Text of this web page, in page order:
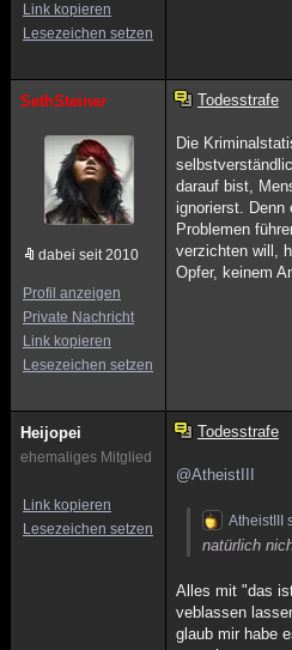
Link kopieren
Lesezeichen setzen
SethSteiner
dabei seit 2010
Profil anzeigen
Private Nachricht
Link kopieren
Lesezeichen setzen
Todesstrafe
Die
darauf bist,
ignorierst. Denn
Problemen
verzichten will,
Opfer, keinem
Heijopei
ehemaliges Mitglied
Link kopieren
Lesezeichen setzen
Todesstrafe
@AtheistIII
AtheistIII
natürlich
Alles mit "das
veblassen
glaub mir habe